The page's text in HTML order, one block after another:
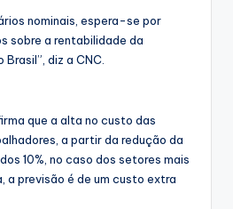
nominais, espera-se por
sobre a rentabilidade da
diz a CNC.
que a alta no custo das
a partir da redução da
10%, no caso dos setores mais
a previsão é de um custo extra